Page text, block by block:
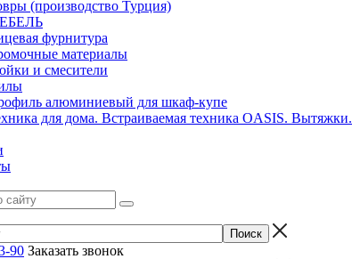
(производство Турция)
фурнитура
материалы
и смесители
алюминиевый для шкаф-купе
для дома. Встраиваемая техника OASIS. Вытяжки.
90 Заказать звонок